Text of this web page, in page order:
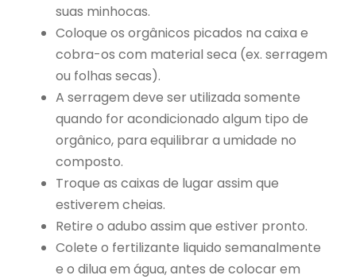
suas minhocas.
Coloque os orgânicos picados na caixa e
cobra-os com material seca (ex. serragem
ou folhas secas).
A serragem deve ser utilizada somente
quando for acondicionado algum tipo de
orgânico, para equilibrar a umidade no
composto.
Troque as caixas de lugar assim que
estiverem cheias.
Retire o adubo assim que estiver pronto.
Colete o fertilizante liquido semanalmente
e o dilua em água, antes de colocar em